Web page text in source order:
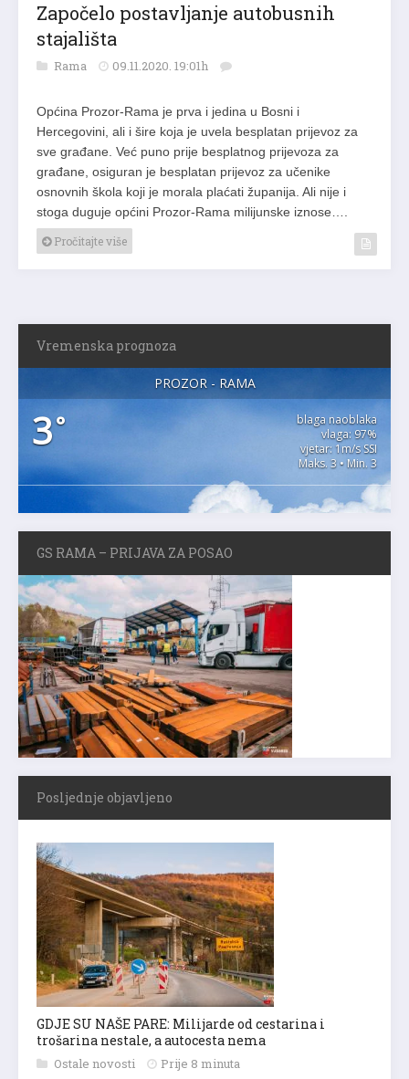
Započelo postavljanje autobusnih
stajališta
Rama 09.11.2020. 19:01h
Općina Prozor-Rama je prva i jedina u Bosni i
Hercegovini, ali i šire koja je uvela besplatan prijevoz za
sve građane. Već puno prije besplatnog prijevoza za
građane, osiguran je besplatan prijevoz za učenike
osnovnih škola koji je morala plaćati županija. Ali nije i
stoga duguje općini Prozor-Rama milijunske iznose….
Pročitajte više
Vremenska prognoza
PROZOR - RAMA
3°
blaga naoblaka
vlaga: 97%
vjetar: 1m/s SSI
Maks. 3 • Min. 3
GS RAMA – PRIJAVA ZA POSAO
Posljednje objavljeno
GDJE SU NAŠE PARE: Milijarde od cestarina i
trošarina nestale, a autocesta nema
Ostale novosti Prije 8 minuta